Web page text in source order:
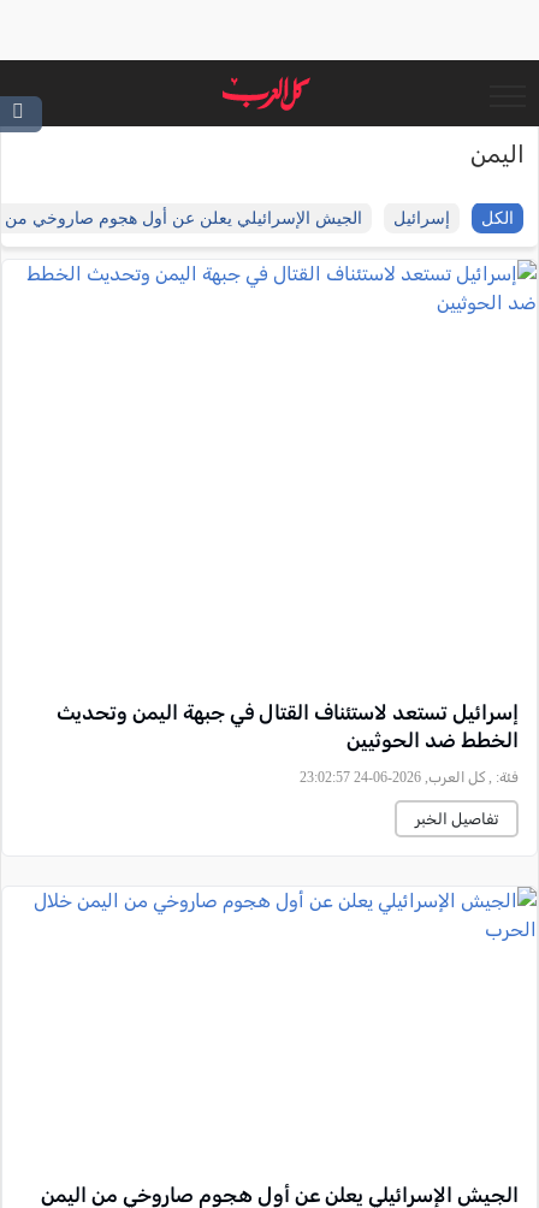
اليمن
الكل إسرائيل الجيش الإسرائيلي يعلن عن أول هجوم صاروخي من
إسرائيل تستعد لاستئناف القتال في جبهة اليمن وتحديث
الخطط ضد الحوثيين
فئة: , كل العرب, 2026-06-24 23:02:57
تفاصيل الخبر
الجيش الإسرائيلي يعلن عن أول هجوم صاروخي من اليمن